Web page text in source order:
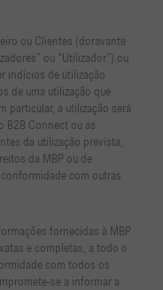
ou Clientes (doravante
ou “Utilizador”) ou
indícios de utilização
de uma utilização que
particular, a utilização será
B2B Connect ou as
da utilização prevista,
da MBP ou de
com outras
fornecidas à MBP
e completas, a todo o
com todos os
se a informar a